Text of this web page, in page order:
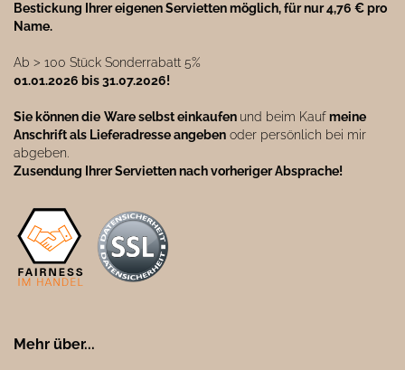
Bestickung Ihrer eigenen Servietten möglich, für nur 4,76 € pro
Name.
Ab ˃ 100 Stück Sonderrabatt 5%
01.01.2026 bis 31.07.2026!
Sie können die Ware selbst einkaufen und beim Kaufmeine
Anschrift als Lieferadresse angeben oder persönlich bei mir
abgeben.
Zusendung Ihrer Servietten nach vorheriger Absprache!
Mehr über...